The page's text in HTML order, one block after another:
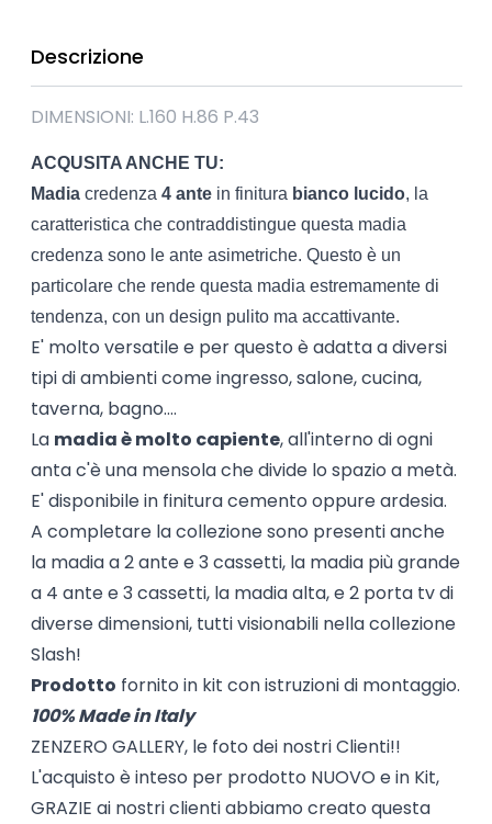
Descrizione
DIMENSIONI: L.160 H.86 P.43
ACQUSITA ANCHE TU:
Madiacredenza 4 antein finitura bianco lucido, la
caratteristica che contraddistingue questa madia
credenza sono le ante asimetriche. Questo è un
particolare che rende questa madia estremamente di
tendenza, con un design pulito ma accattivante.
E' molto versatile e per questo è adatta a diversi
tipi di ambienti come ingresso, salone, cucina,
taverna, bagno....
La madia è molto capiente, all'interno di ogni
anta c'è una mensola che divide lo spazio a metà.
E' disponibile in finitura cemento oppure ardesia.
A completare la collezione sono presenti anche
la madia a 2 ante e 3 cassetti, la madia più grande
a 4 ante e 3 cassetti, la madia alta, e 2 porta tv di
diverse dimensioni, tutti visionabili nella collezione
Slash!
Prodotto fornito in kit con istruzioni di montaggio.
100% Made in Italy
ZENZERO GALLERY, le foto dei nostri Clienti!!
L'acquisto è inteso per prodotto NUOVO e in Kit,
GRAZIE ai nostri clienti abbiamo creato questa